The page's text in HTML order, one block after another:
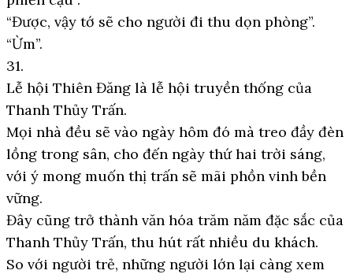
“Được, vậy tớ sẽ cho người đi thu dọn phòng”.
“Ừm”.
31.
Lễ hội Thiên Đăng là lễ hội truyền thống của
Thanh Thủy Trấn.
Mọi nhà đều sẽ vào ngày hôm đó mà treo đầy đèn
lồng trong sân, cho đến ngày thứ hai trời sáng,
với ý mong muốn thị trấn sẽ mãi phồn vinh bền
vững.
Đây cũng trở thành văn hóa trăm năm đặc sắc của
Thanh Thủy Trấn, thu hút rất nhiều du khách.
So với người trẻ, những người lớn lại càng xem